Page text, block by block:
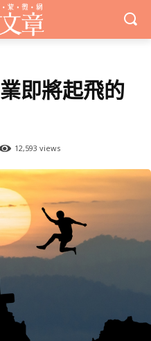
即將起飛的
12,593 views